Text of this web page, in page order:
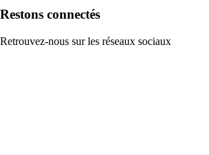
Restons connectés
Retrouvez-nous sur les réseaux sociaux